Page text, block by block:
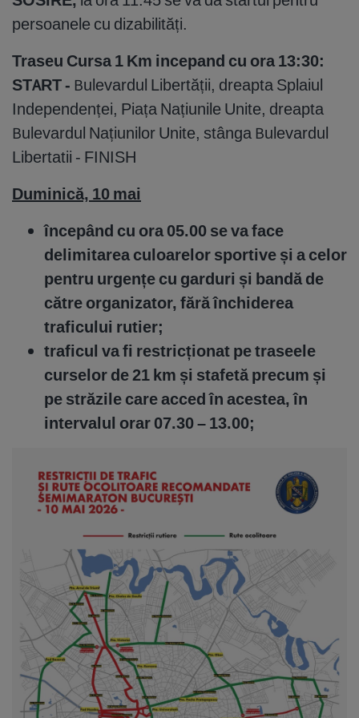
persoanele cu dizabilități.
Traseu Cursa 1 Km incepand cu ora 13:30:
START - Bulevardul Libertății, dreapta Splaiul
Independenței, Piața Națiunile Unite, dreapta
Bulevardul Națiunilor Unite, stânga Bulevardul
Libertatii - FINISH
Duminică, 10 mai
începând cu ora 05.00 se va face
delimitarea culoarelor sportive și a celor
pentru urgențe cu garduri și bandă de
către organizator, fără închiderea
traficului rutier;
traficul va fi restricționat pe traseele
curselor de 21 km și stafetă precum și
pe străzile care acced în acestea, în
intervalul orar 07.30 – 13.00;